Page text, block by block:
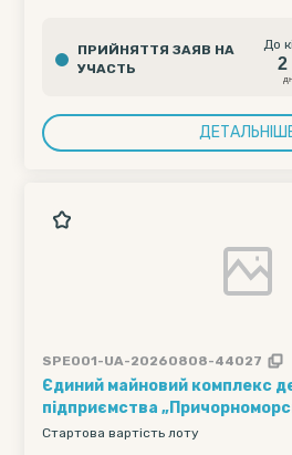
ПРИЙНЯТТЯ ЗАЯВ НА
УЧАСТЬ
До2
2
SPE001-UA-20260808-44027
Єдиний майновий комплекс
підприємства
регіональне геологічне
Стартова вартість лоту